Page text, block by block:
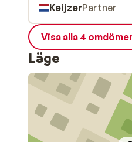
KeijzerPartner
Visa alla 4
Läge